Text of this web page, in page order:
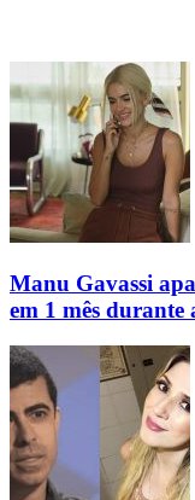
Manu Gavassi
em 1 mês durante